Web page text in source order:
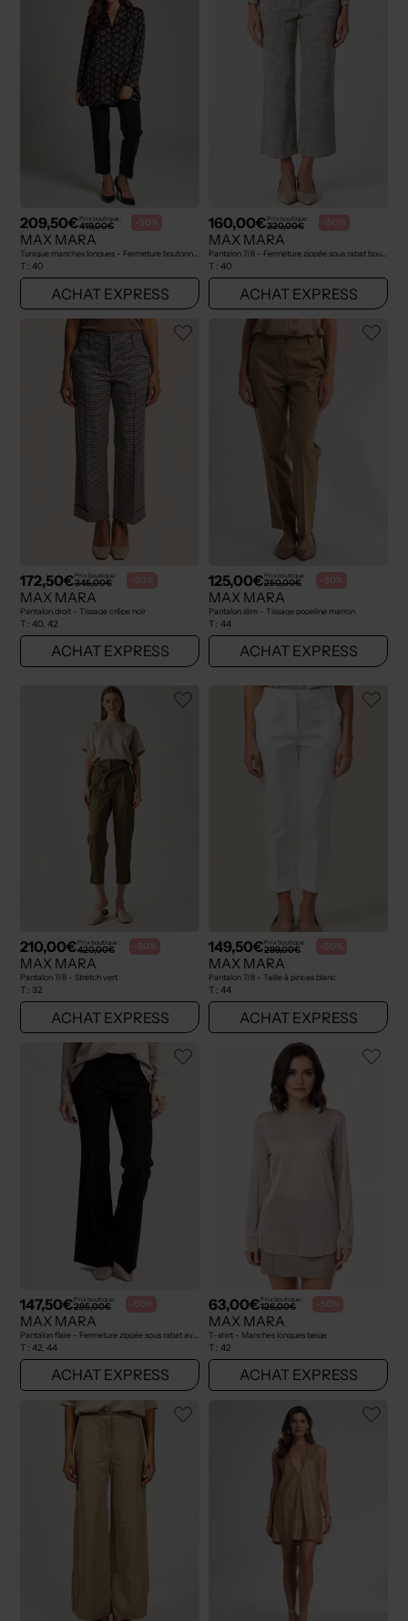
209,50€Prix boutique :
419,00€ -50%
MAX MARA
Tunique manches longues - Fermeture boutonnée sur le devant noir
T : 40
ACHAT EXPRESS
160,00€Prix boutique :
320,00€ -50%
MAX MARA
Pantalon 7/8 - Fermeture zippée sous rabat boutonné noir
T : 40
ACHAT EXPRESS
172,50€Prix boutique :
345,00€ -50%
MAX MARA
Pantalon droit - Tissage crêpe noir
T : 40, 42
ACHAT EXPRESS
125,00€Prix boutique :
250,00€ -50%
MAX MARA
Pantalon slim - Tissage popeline marron
T : 44
ACHAT EXPRESS
210,00€Prix boutique :
420,00€ -50%
MAX MARA
Pantalon 7/8 - Stretch vert
T : 32
ACHAT EXPRESS
149,50€Prix boutique :
299,00€ -50%
MAX MARA
Pantalon 7/8 - Taille à pinces blanc
T : 44
ACHAT EXPRESS
147,50€Prix boutique :
295,00€ -50%
MAX MARA
T : 42, 44
ACHAT EXPRESS
63,00€Prix boutique :
126,00€ -50%
MAX MARA
T-shirt - Manches longues beige
T : 42
ACHAT EXPRESS